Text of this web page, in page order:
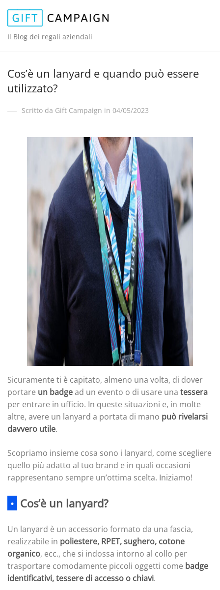
Il Blog dei regali aziendali
Cos’è un lanyard e quando può essere
utilizzato?
Scritto da Gift Campaign in 04/05/2023
Sicuramente ti è capitato, almeno una volta, di dover
portare un badgead un evento o di usare una tessera
per entrare in ufficio. In queste situazioni e, in molte
altre, avere un lanyard a portata di mano può rivelarsi
davvero utile.
Scopriamo insieme cosa sono i lanyard, come scegliere
quello più adatto al tuo brand e in quali occasioni
rappresentano sempre un’ottima scelta. Iniziamo!
• Cos’è un lanyard?
Un lanyard è un accessorio formato da una fascia,
realizzabile in poliestere, RPET, sughero, cotone
organico, ecc., che si indossa intorno al collo per
trasportare comodamente piccoli oggetti come badge
identificativi, tessere di accesso o chiavi.